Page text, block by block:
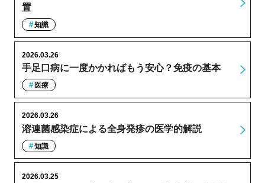
置
知識
手足口病に一度かかればもう安心？免疫の基本
2026.03.26
医療
溶連菌感染症による全身発疹の医学的解説
2026.03.26
知識
2026.03.25